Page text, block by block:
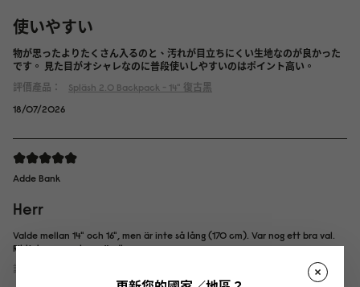
使いやすい
物が思ったよりたくさん入るのと、汚れが目立ちにくい生地なのが良かった
です。 見た目がオシャレなのに普段使いしやすいのはポイント高い。
評價產品：
Spläsh 2.0 Backpack - 14" 復古黑
18/07/2026
Adde Bank
Herr
Valde mellan 14" och 16", men är inte så lång (170 cm). Var nog ett bra val.
Riktigt snygg och användbar.
評價產品：